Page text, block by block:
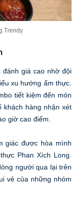
Trendy
đánh giá cao nhờ đội
xu hướng ẩm thực.
tiết kiệm đến món
khách hàng nhận xét
giờ cao điểm.
giác được hòa mình
Phan Xích Long.
người qua lại trên
vẻ của những nhóm